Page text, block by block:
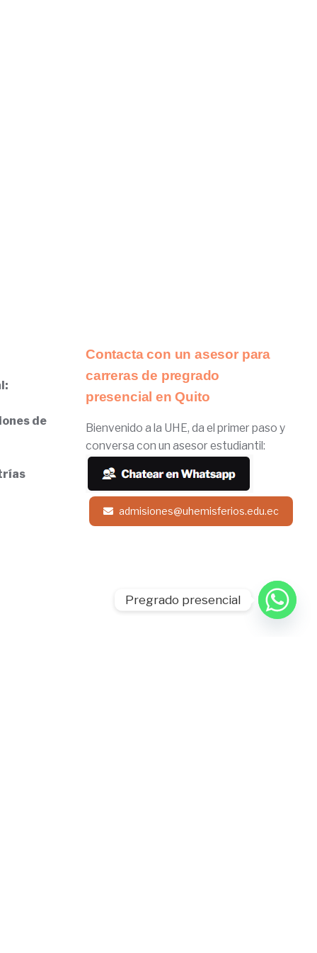
de
Contacta con un asesor para
carreras de pregrado
presencial en Quito
Bienvenido a la UHE, da el primer paso y
conversa con un asesor estudiantil:
admisiones@uhemisferios.edu.ec
Pregrado presencial